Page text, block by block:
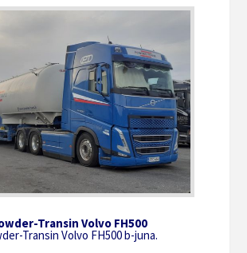
Transin Volvo FH500
Transin Volvo FH500 b-juna.